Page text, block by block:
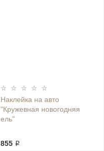
Наклейка на авто
"Кружевная новогодняя
ель"
855 ₽